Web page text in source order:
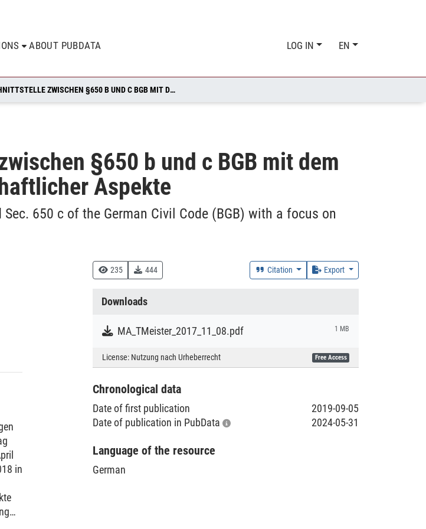
ABOUT PUBDATA LOG IN EN
UNTERSUCHUNG DER SCHNITTSTELLE ZWISCHEN §650 B UND C BGB MIT DEM SCHWERPUNKT BAUBETRIEBSWIRTSCHAFTLICHER ASPEKTE
§650 b und c BGB mit dem
Aspekte
650 c of the German Civil Code (BGB) with a focus on
235 444 Citation Export
Downloads
MA_TMeister_2017_11_08.pdf 1 MB
License: Nutzung nach Urheberrecht Free Access
Chronological data
Date of first publication
2019-09-05
Date of publication in PubData
2024-05-31
Language of the resource
German
in